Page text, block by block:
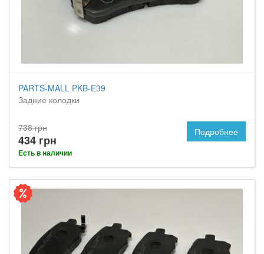
PARTS-MALL PKB-E39
Задние колодки
738 грн
434 грн
Есть в наличии
Подробнее